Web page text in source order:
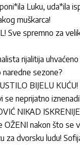
Luku, uda*ila
muškarca!
Sve spremno za
rijalitija
sezone?
BIJELU
se neprijatno
NIKAD
OŽENI nakon što se
za dvorsku ludu!